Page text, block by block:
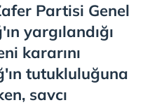
Partisi Genel
yargılandığı
kararını
tutukluluğuna
savcı